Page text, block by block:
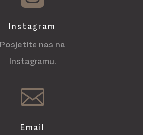
Instagram
Posjetite nas na
Instagramu.

Email